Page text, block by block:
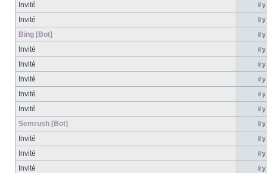
Invité il y
Invité il y
Bing [Bot] il y
Invité il y
Invité il y
Invité il y
Invité il y
Invité il y
Semrush [Bot] il y
Invité il y
Invité il y
Invité il y